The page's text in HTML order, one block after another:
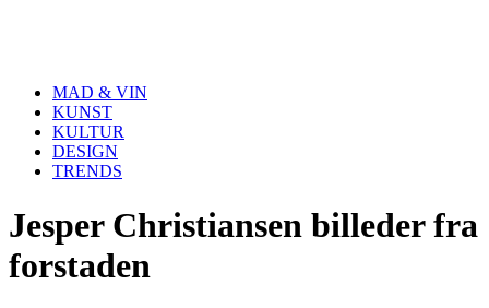
MAD & VIN
KUNST
KULTUR
DESIGN
TRENDS
Jesper Christiansen billeder fra
forstaden